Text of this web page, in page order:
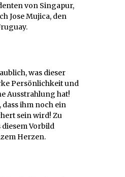
von Singapur,
Jose Mujica, den
was dieser
Persönlichkeit und
Ausstrahlung hat!
ihm noch ein
sein wird! Zu
Vorbild
Herzen.